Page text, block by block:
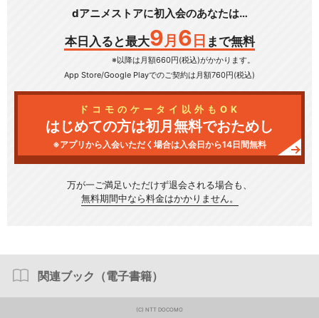
dアニメストアに初入会のあなたは…
本日入ると最大9 月 6 日 まで無料
※以降は月額660円(税込)がかかります。
App Store/Google Playでのご契約は月額760円(税込)
ドコモのケータイ以外もOK
はじめての方は初月無料でおためし
※アプリから入会いただく場合は入会日から14日間無料
万が一ご満足いただけず退会される場合も、
無料期間中なら料金はかかりません。
関連ブック（電子書籍）
(C) NTT DOCOMO